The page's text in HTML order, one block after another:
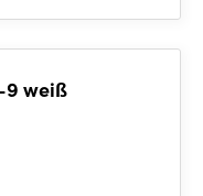
9 weiß